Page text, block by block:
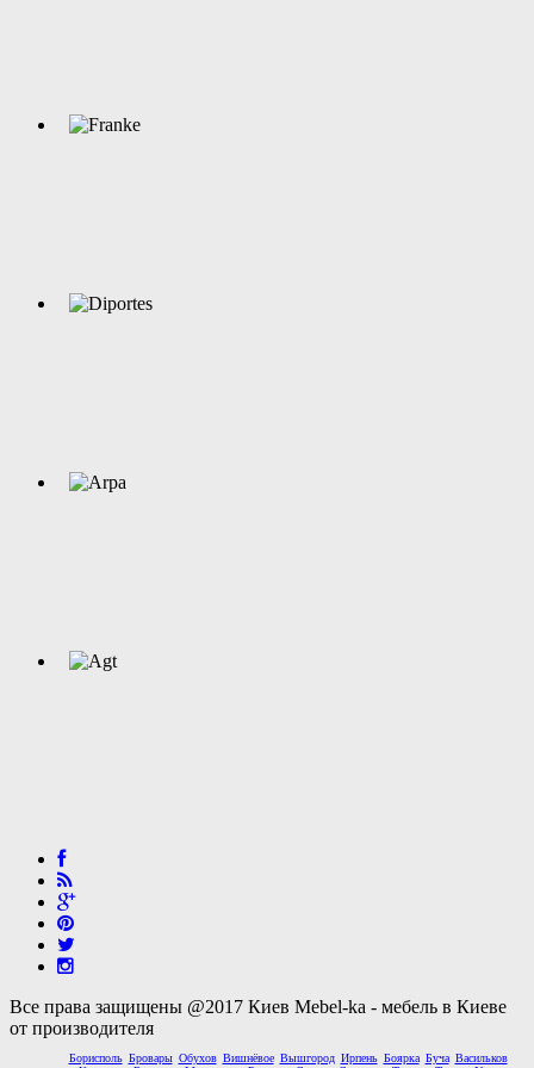
Все права защищены @2017 Киев Mebel-ka - мебель в Киеве
от производителя
Борисполь Бровары Обухов Вишнёвое Вышгород Ирпень Боярка Буча Васильков